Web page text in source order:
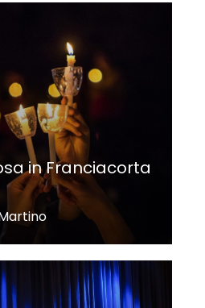
in Franciacorta